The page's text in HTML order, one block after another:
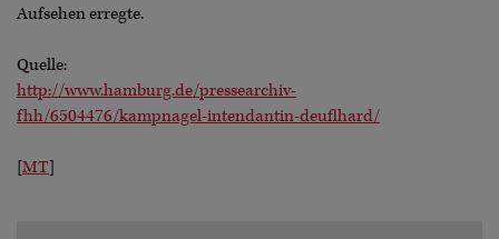
Aufsehen erregte.
Quelle:
http://www.hamburg.de/pressearchiv-
fhh/6504476/kampnagel-intendantin-deuflhard/
[MT]